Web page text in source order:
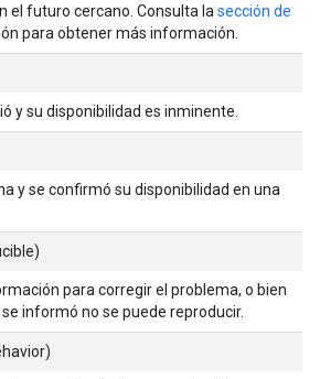
el futuro cercano. Consulta la sección de
para obtener más información.
y su disponibilidad es inminente.
y se confirmó su disponibilidad en una
para corregir el problema, o bien
informó no se puede reproducir.